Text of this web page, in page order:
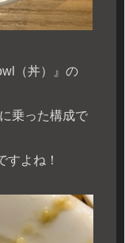
（丼）』の
乗った構成で
すよね！